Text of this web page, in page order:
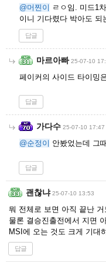
@머찐이 ㄹㅇ임. 미드1
이니 기다렸다 박아도 되
답글
마르아빠 25-07-10
페이커의 사이드 타이밍
답글
가다수 25-07-10 17:47
@순정이 안봤었는데 그
답글
괜찮냐 25-07-10 13:53
뭐 전체로 보면 아직 끝난
물론 결승진출전에서 지면
MSI에 오는 것도 크게 기대
답글